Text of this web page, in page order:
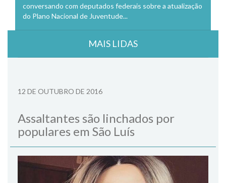
conversando com deputados federais sobre a atualização
do Plano Nacional de Juventude...
MAIS LIDAS
12 DE OUTUBRO DE 2016
Assaltantes são linchados por
populares em São Luís